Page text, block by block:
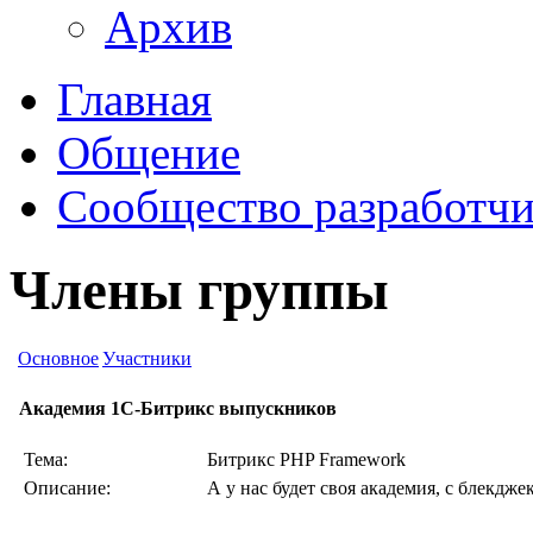
Архив
Главная
Общение
Сообщество
Члены группы
ОсновноеУчастники
Академия 1С-Битрикс выпускников
Тема:
Битрикс PHP Framework
Описание:
А у нас будет своя академия, с